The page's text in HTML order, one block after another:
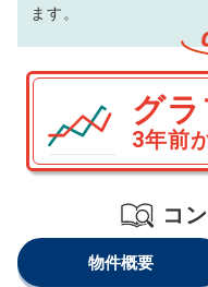
ます。
グラ
3年前
コ
物件概要